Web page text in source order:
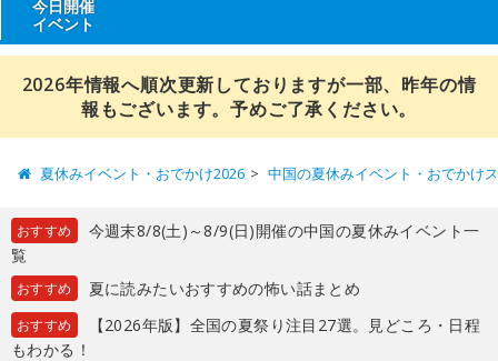
今日開催
イベント
2026年情報へ順次更新しておりますが一部、昨年の情
報もございます。予めご了承ください。
夏休みイベント・おでかけ2026 中国の夏休みイベント・おでかけ
おすすめ
今週末8/8(土)～8/9(日)開催の中国の夏休みイベント一
覧
おすすめ 夏に読みたいおすすめの怖い話まとめ
おすすめ
【2026年版】全国の夏祭り注目27選。見どころ・日程
もわかる！